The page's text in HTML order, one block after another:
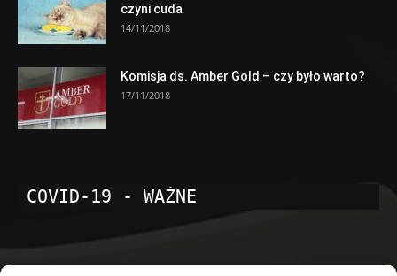
czyni cuda
14/11/2018
Komisja ds. Amber Gold – czy było warto?
17/11/2018
COVID-19 - WAŻNE